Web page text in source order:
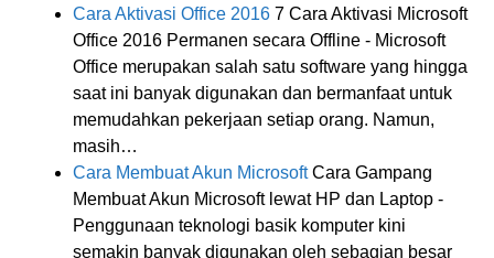
Cara Aktivasi Office 2016 7 Cara Aktivasi Microsoft
Office 2016 Permanen secara Offline - Microsoft
Office merupakan salah satu software yang hingga
saat ini banyak digunakan dan bermanfaat untuk
memudahkan pekerjaan setiap orang. Namun,
masih…
Cara Membuat Akun MicrosoftCara Gampang
Membuat Akun Microsoft lewat HP dan Laptop -
Penggunaan teknologi basik komputer kini
semakin banyak digunakan oleh sebagian besar